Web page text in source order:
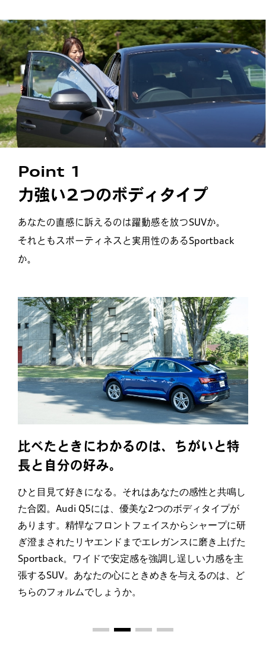
Point 1
力強い2つのボディタイプ
あなたの直感に訴えるのは躍動感を放つSUVか。
それともスポーティネスと実用性のあるSportback
か。
比べたときにわかるのは、 ちがいと特
長と自分の好み。
ひと目見て好きになる。それはあなたの感性と共鳴し
た合図。Audi Q5には、優美な2つのボディタイプが
あります。精悍なフロントフェイスからシャープに研
ぎ澄まされたリヤエンドまでエレガンスに磨き上げた
Sportback。ワイドで安定感を強調し逞しい力感を主
張するSUV。あなたの心にときめきを与えるのは、ど
ちらのフォルムでしょうか。